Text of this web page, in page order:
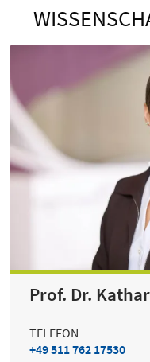
Prof. Dr.
TELEFON
+49 511 762 17530